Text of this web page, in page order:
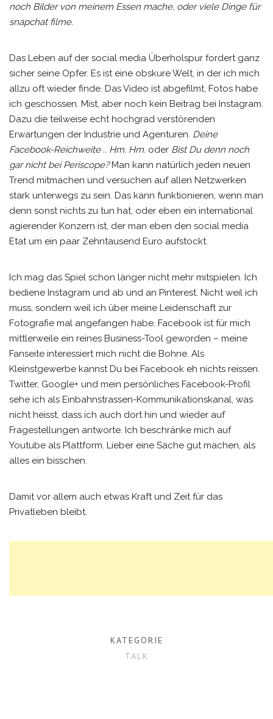
noch Bilder von meinem Essen mache, oder viele Dinge für
snapchat filme.
Das Leben auf der social media Überholspur fordert ganz
sicher seine Opfer. Es ist eine obskure Welt, in der ich mich
allzu oft wieder finde. Das Video ist abgefilmt, Fotos habe
ich geschossen. Mist, aber noch kein Beitrag bei Instagram.
Dazu die teilweise echt hochgrad verstörenden
Erwartungen der Industrie und Agenturen. Deine
Facebook-Reichweite .. Hm. Hm. oder Bist Du denn noch
gar nicht bei Periscope?Man kann natürlich jeden neuen
Trend mitmachen und versuchen auf allen Netzwerken
stark unterwegs zu sein. Das kann funktionieren, wenn man
denn sonst nichts zu tun hat, oder eben ein international
agierender Konzern ist, der man eben den social media
Etat um ein paar Zehntausend Euro aufstockt.
Ich mag das Spiel schon länger nicht mehr mitspielen. Ich
bediene Instagram und ab und an Pinterest. Nicht weil ich
muss, sondern weil ich über meine Leidenschaft zur
Fotografie mal angefangen habe. Facebook ist für mich
mittlerweile ein reines Business-Tool geworden – meine
Fanseite interessiert mich nicht die Bohne. Als
Kleinstgewerbe kannst Du bei Facebook eh nichts reissen.
Twitter, Google+ und mein persönliches Facebook-Profil
sehe ich als Einbahnstrassen-Kommunikationskanal, was
nicht heisst, dass ich auch dort hin und wieder auf
Fragestellungen antworte. Ich beschränke mich auf
Youtube als Plattform. Lieber eine Sache gut machen, als
alles ein bisschen.
Damit vor allem auch etwas Kraft und Zeit für das
Privatleben bleibt.
KATEGORIE
TALK